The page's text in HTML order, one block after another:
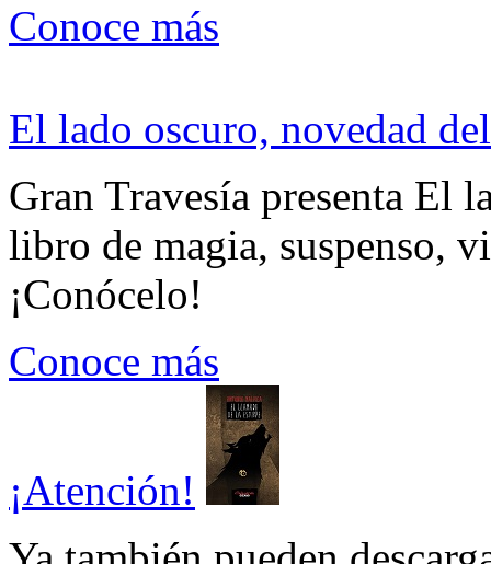
Conoce más
El lado oscuro, novedad
Gran Travesía presenta El
libro de magia, suspenso,
¡Conócelo!
Conoce más
¡Atención!